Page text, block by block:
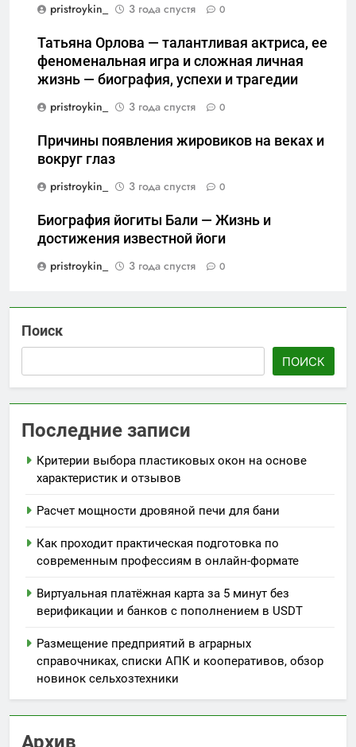
pristroykin_
3 года спустя 0
Татьяна Орлова — талантливая актриса, ее
феноменальная игра и сложная личная
жизнь — биография, успехи и трагедии
pristroykin_
3 года спустя 0
Причины появления жировиков на веках и
вокруг глаз
pristroykin_
3 года спустя 0
Биография йогиты Бали — Жизнь и
достижения известной йоги
pristroykin_
3 года спустя 0
Поиск
ПОИСК
Последние записи
Критерии выбора пластиковых окон на основе
характеристик и отзывов
Расчет мощности дровяной печи для бани
Как проходит практическая подготовка по
современным профессиям в онлайн-формате
Виртуальная платёжная карта за 5 минут без
верификации и банков с пополнением в USDT
Размещение предприятий в аграрных
справочниках, списки АПК и кооперативов, обзор
новинок сельхозтехники
Архив